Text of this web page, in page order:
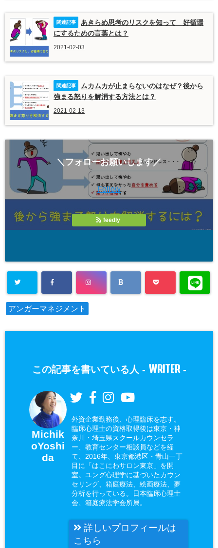
あきらめ思考のリスクを知って 好循環
にするための言葉とは？
2021-02-03
ムカムカが止まらないのはなぜ？後から
強まる怒りを解消する方法とは？
2021-02-13
＼フォローお願いします／
Follow
feedly
アンガーマネジメント
この記事を書いている人 - WRITER-
Michik
oYoshi
da
外資企業勤務後、心理臨床を志す。
臨床心理士の資格取得後は東京・神
奈川・埼玉県スクールカウンセラ
ー、教育センター相談員などを経
て、2016年、東京都港区・青山一丁
目に「はこにわサロン東京」を開
室。ユング心理学に基づいたカウン
セリング、箱庭療法、絵画療法、夢
分析を行っている。日本臨床心理士
会、箱庭療法学会所属。
詳しいプロフィールは
こちら